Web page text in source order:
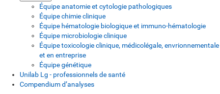
Équipe anatomie et cytologie pathologiques
Équipe chimie clinique
Équipe hématologie biologique et immuno-hématologie
Équipe microbiologie clinique
Équipe toxicologie clinique, médicolégale, envrionnementale
et en entreprise
Équipe génétique
Unilab Lg - professionnels de santé
Compendium d’analyses